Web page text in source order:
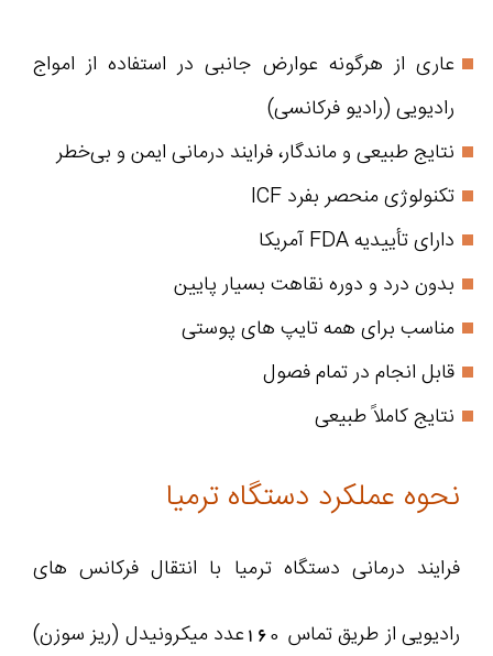
عاری از هرگونه عوارض جانبی در استفاده از امواج
رادیویی (رادیو فرکانسی)
نتایج طبیعی و ماندگار، فرایند درمانی ایمن و بی‌خطر
تکنولوژی منحصر بفرد ICF
دارای تأییدیه FDA آمریکا
بدون درد و دوره نقاهت بسیار پایین
مناسب برای همه تایپ های پوستی
قابل انجام در تمام فصول
نتایج کاملاً طبیعی
نحوه عملکرد دستگاه ترمیا
فرایند درمانی دستگاه ترمیا با انتقال فرکانس ‌های
رادیویی از طریق تماس 160عدد میکرونیدل (ریز سوزن)